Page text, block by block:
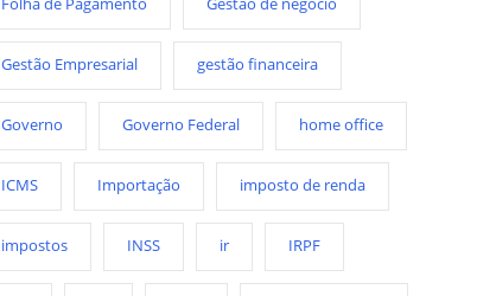
Gestão Empresarial gestão financeira
Governo Governo Federal home office
ICMS Importação imposto de renda
impostos INSS ir IRPF